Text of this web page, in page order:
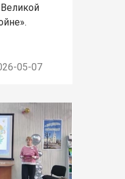
05-07